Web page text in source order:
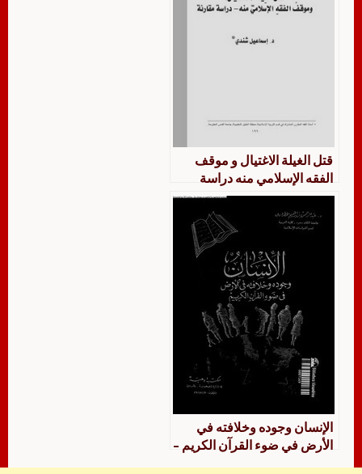
قتل الغيلة الاغتيال و موقف
الفقه الإسلامي منه دراسة
مقارنة – شندي
الإنسان وجوده وخلافته في
الأرض في ضوء القرآن الكريم –